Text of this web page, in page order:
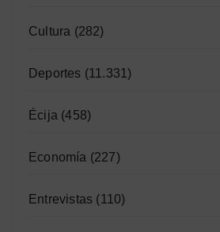
Cultura (282)
Deportes (11.331)
Écija (458)
Economía (227)
Entrevistas (110)